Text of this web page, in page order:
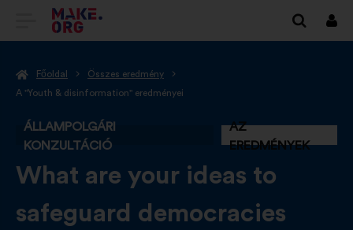
TOVÁBB
MAKE.ORG
FŐOLDALÁRA
Főoldal
Összes eredmény
A "Youth & disinformation" eredményei
ÁLLAMPOLGÁRI
KONZULTÁCIÓ
AZ
EREDMÉNYEK
-
What are your ideas to
safeguard democracies